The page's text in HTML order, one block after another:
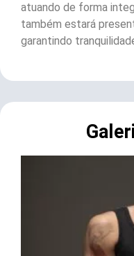
atuando de forma
também estará
garantindo